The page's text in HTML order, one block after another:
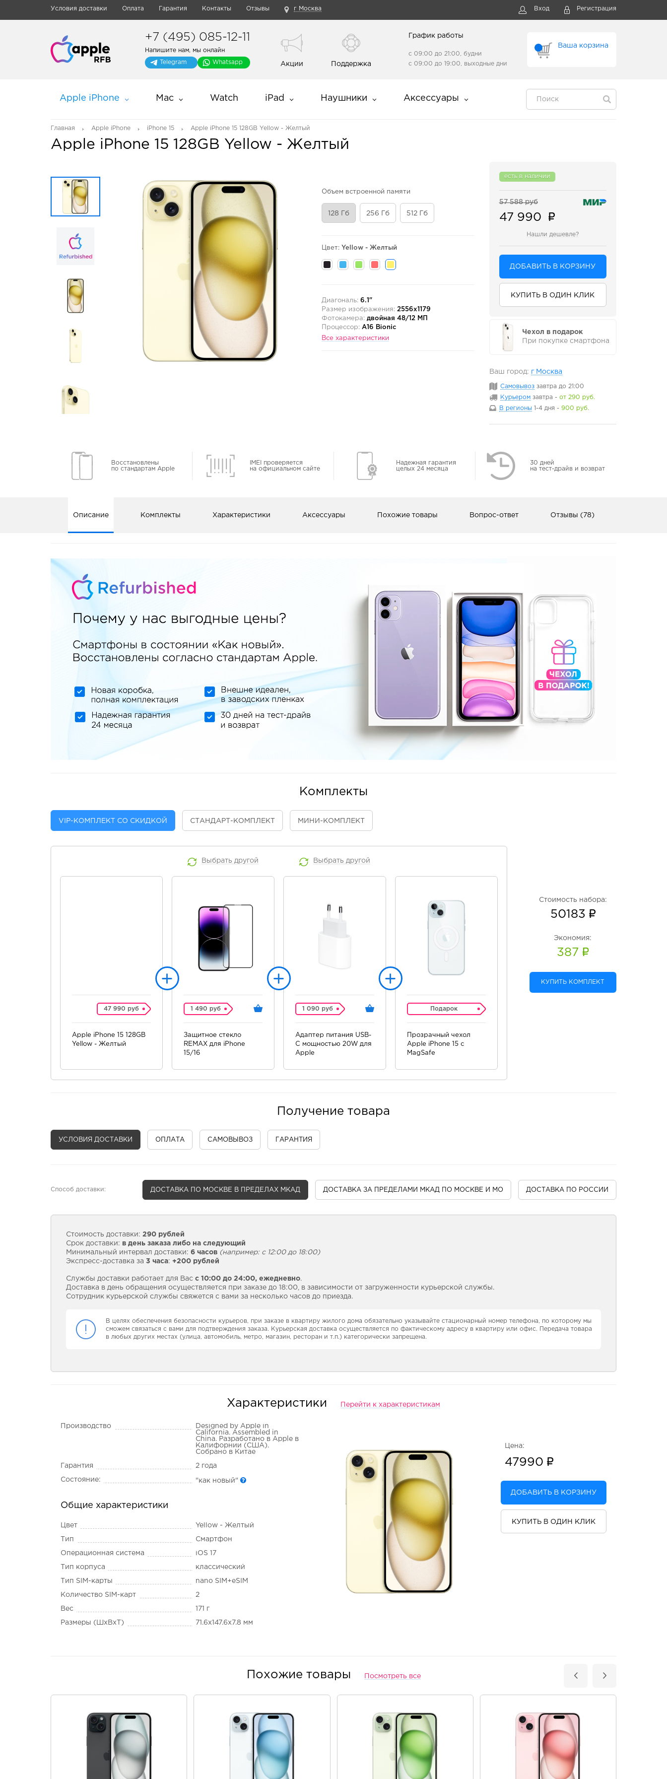
Условия доставки Оплата Гарантия Контакты Отзывы г Москва Вход Регистрация
+7 (495) 085-12-11
Напишите нам, мы онлайн
Telegram Whatsapp Акции Поддержка
Ваша корзина
График работы
с 09:00 до 21:00, будни
с 09:00 до 19:00, выходные дни
Apple iPhone Mac Watch iPad Наушники Аксессуары
Главная Apple iPhone iPhone 15 Apple iPhone 15 128GB Yellow - Желтый
Apple iPhone 15 128GB Yellow - Желтый
Объем встроенной памяти
128 Гб 256 Гб 512 Гб
Цвет: Yellow - Желтый
Диагональ: 6.1"
Размер изображения: 2556x1179
Фотокамера: двойная 48/12 МП
Процессор: A16 Bionic
Все характеристики
есть в наличии
57 588 руб
47 990
Нашли дешевле?
ДОБАВИТЬ В КОРЗИНУ
КУПИТЬ В ОДИН КЛИК
Чехол в подарок
При покупке смартфона
Ваш город: г Москва
Самовывоз завтра до 21:00
Курьером завтра - от 290 руб.
В регионы 1-4 дня - 900 руб.
Восстановлены
по стандартам Apple
IMEI проверяется
на официальном сайте
Надежная гарантия
целых 24 месяца
30 дней
на тест-драйв и возврат
Описание Комплекты Характеристики Аксессуары Похожие товары Вопрос-ответ Отзывы (78)
Комплекты
VIP-КОМПЛЕКТ СО СКИДКОЙ СТАНДАРТ -КОМПЛЕКТ МИНИ -КОМПЛЕКТ
47 990 руб
Apple iPhone 15 128GB
Yellow - Желтый
Выбрать другой
1 490 руб
Защитное стекло
REMAX для iPhone
15/16
Выбрать другой
1 090 руб
Адаптер питания USB-
C мощностью 20W для
Apple
Подарок
Прозрачный чехол
Apple iPhone 15 c
MagSafe
Стоимость набора:
50183
Экономия:
387
КУПИТЬ КОМПЛЕКТ
Получение товара
УСЛОВИЯ ДОСТАВКИ ОПЛАТА САМОВЫВОЗ ГАРАНТИЯ
Способ доставки: ДОСТАВКА ПО МОСКВЕ В ПРЕДЕЛАХ МКАД ДОСТАВКА ЗА ПРЕДЕЛАМИ МКАД ПО МОСКВЕ И МО ДОСТАВКА ПО РОССИИ
Стоимость доставки: 290 рублей
Срок доставки: в день заказа либо на следующий
Минимальный интервал доставки: 6 часов (например: с 12:00 до 18:00)
Экспресс-доставка за 3 часа: +200 рублей
Службы доставки работает для Вас с 10:00 до 24:00, ежедневно.
Доставка в день обращения осуществляется при заказе до 18:00, в зависимости от загруженности курьерской службы.
Сотрудник курьерской службы свяжется с вами за несколько часов до приезда.
В целях обеспечения безопасности курьеров, при заказе в квартиру жилого дома обязательно указывайте стационарный номер телефона, по которому мы
сможем связаться с вами для подтверждения заказа. Курьерская доставка осуществляется по фактическому адресу в квартиру или офис. Передача товара
в любых других местах (улица, автомобиль, метро, магазин, ресторан и т.п.) категорически запрещена.
Характеристики Перейти к характеристикам
Производство
Designed by Apple in
California. Assembled in
China. Разработано в Apple в
Калифорнии (США).
Собрано в Китае
Гарантия 2 года
Состояние: "как новый"
Общие характеристики
Цвет Yellow - Желтый
Тип Смартфон
Операционная система iOS 17
Тип корпуса классический
Тип SIM-карты nano SIM+eSIM
Количество SIM-карт 2
Вес 171 г
Размеры (ШxВxТ) 71.6x147.6x7.8 мм
Цена:
47990
ДОБАВИТЬ В КОРЗИНУ
КУПИТЬ В ОДИН КЛИК
Похожие товары Посмотреть все